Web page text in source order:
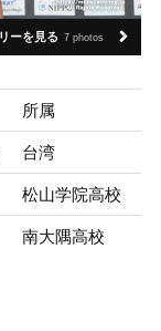
ーを見る 7 photos
所属
台湾
松山学院高校
南大隅高校